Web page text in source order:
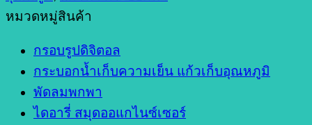
หมวดหมู่สินค้า
กรอบรูปดิจิตอล
กระบอกน้ำเก็บความเย็น แก้วเก็บอุณหภูมิ
พัดลมพกพา
ไดอารี่ สมุดออแกไนซ์เซอร์